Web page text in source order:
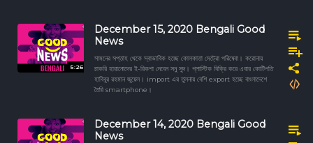
5:26
December 15, 2020 Bengali Good
News
সামনের সপ্তাহ থেকে স্বাভাবিক হচ্ছে কোলকাতা মেট্রো পরিষেবা। করোনায়
চাকরি হারানোদের ই-রিকশা দেবেন সনু সুদ। প্লাস্টিক বিক্রি করে এবার কোটিপতি
হাবিবুর রহমান জুয়েল। import এর তুলনায় বেশি export হচ্ছে বাংলাদেশে
তৈরি smartphone।
December 14, 2020 Bengali Good
News